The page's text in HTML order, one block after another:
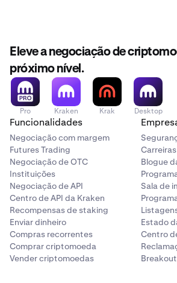
•
Dependendo do método de
escolhido, o seu banco (ou
tem de ser capaz de enviar &
FPS, SEPA ou SEPA Instant.
Área Única de Pagamentos em Euros
SEPAé uma iniciativa de integração
União Europeia e é utilizada para
levantamentos transfronteiriços em
que fazem parte da rede SEPA.
SCT Instant:
A Transferência de Crédito Instantânea
foi lançada pela primeira vez em
toda a UE como um esquema de
para os bancos participarem. Se o
SCT Inst, pode enviar fundos de e para
Kraken em minutos.
Eleve a negociação de
próximo nível.
Pro Kraken Krak Desktop
Funcionalidades
Negociação com margem
Futures Trading
Negociação de OTC
Instituições
Negociação de API
Centro de API da Kraken
Recompensas de staking
Enviar dinheiro
Compras recorrentes
Comprar criptomoeda
Vender criptomoedas
Blogue
Sala de
Estado
Centro